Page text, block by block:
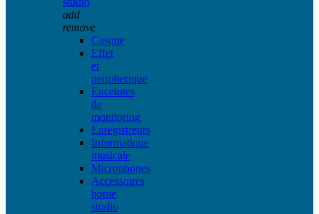
add
remove
Casque
Effet
et
peripherique
Enceintes
de
monitoring
Enregistreurs
Informatique
musicale
Microphones
Accessoires
home
studio